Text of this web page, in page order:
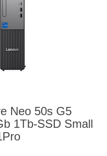
Neo 50s G5
1Tb-SSD Small